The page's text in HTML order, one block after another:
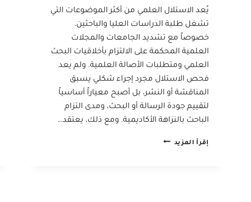
يُعد الاستلال العلمي من أكثر الموضوعات التي
تشغل طلبة الدراسات العليا والباحثين.
خصوصاً مع تشديد الجامعات والمجلات
العلمية المحكمة على الالتزام بأخلاقيات البحث
العلمي ومتطلبات الأصالة العلمية. ولم يعد
فحص الاستلال مجرد إجراء شكلي يسبق
المناقشة أو النشر، بل أصبح معياراً أساسياً
لتقييم جودة الرسالة أو البحث، ومدى التزام
الباحث بالنزاهة الأكاديمية. ومع ذلك، يعتقد…
إقرأ المزيد كيف